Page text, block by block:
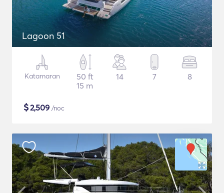
Lagoon 51
Katamaran
50 ft
15 m
14 7 8
$2,509 /noc